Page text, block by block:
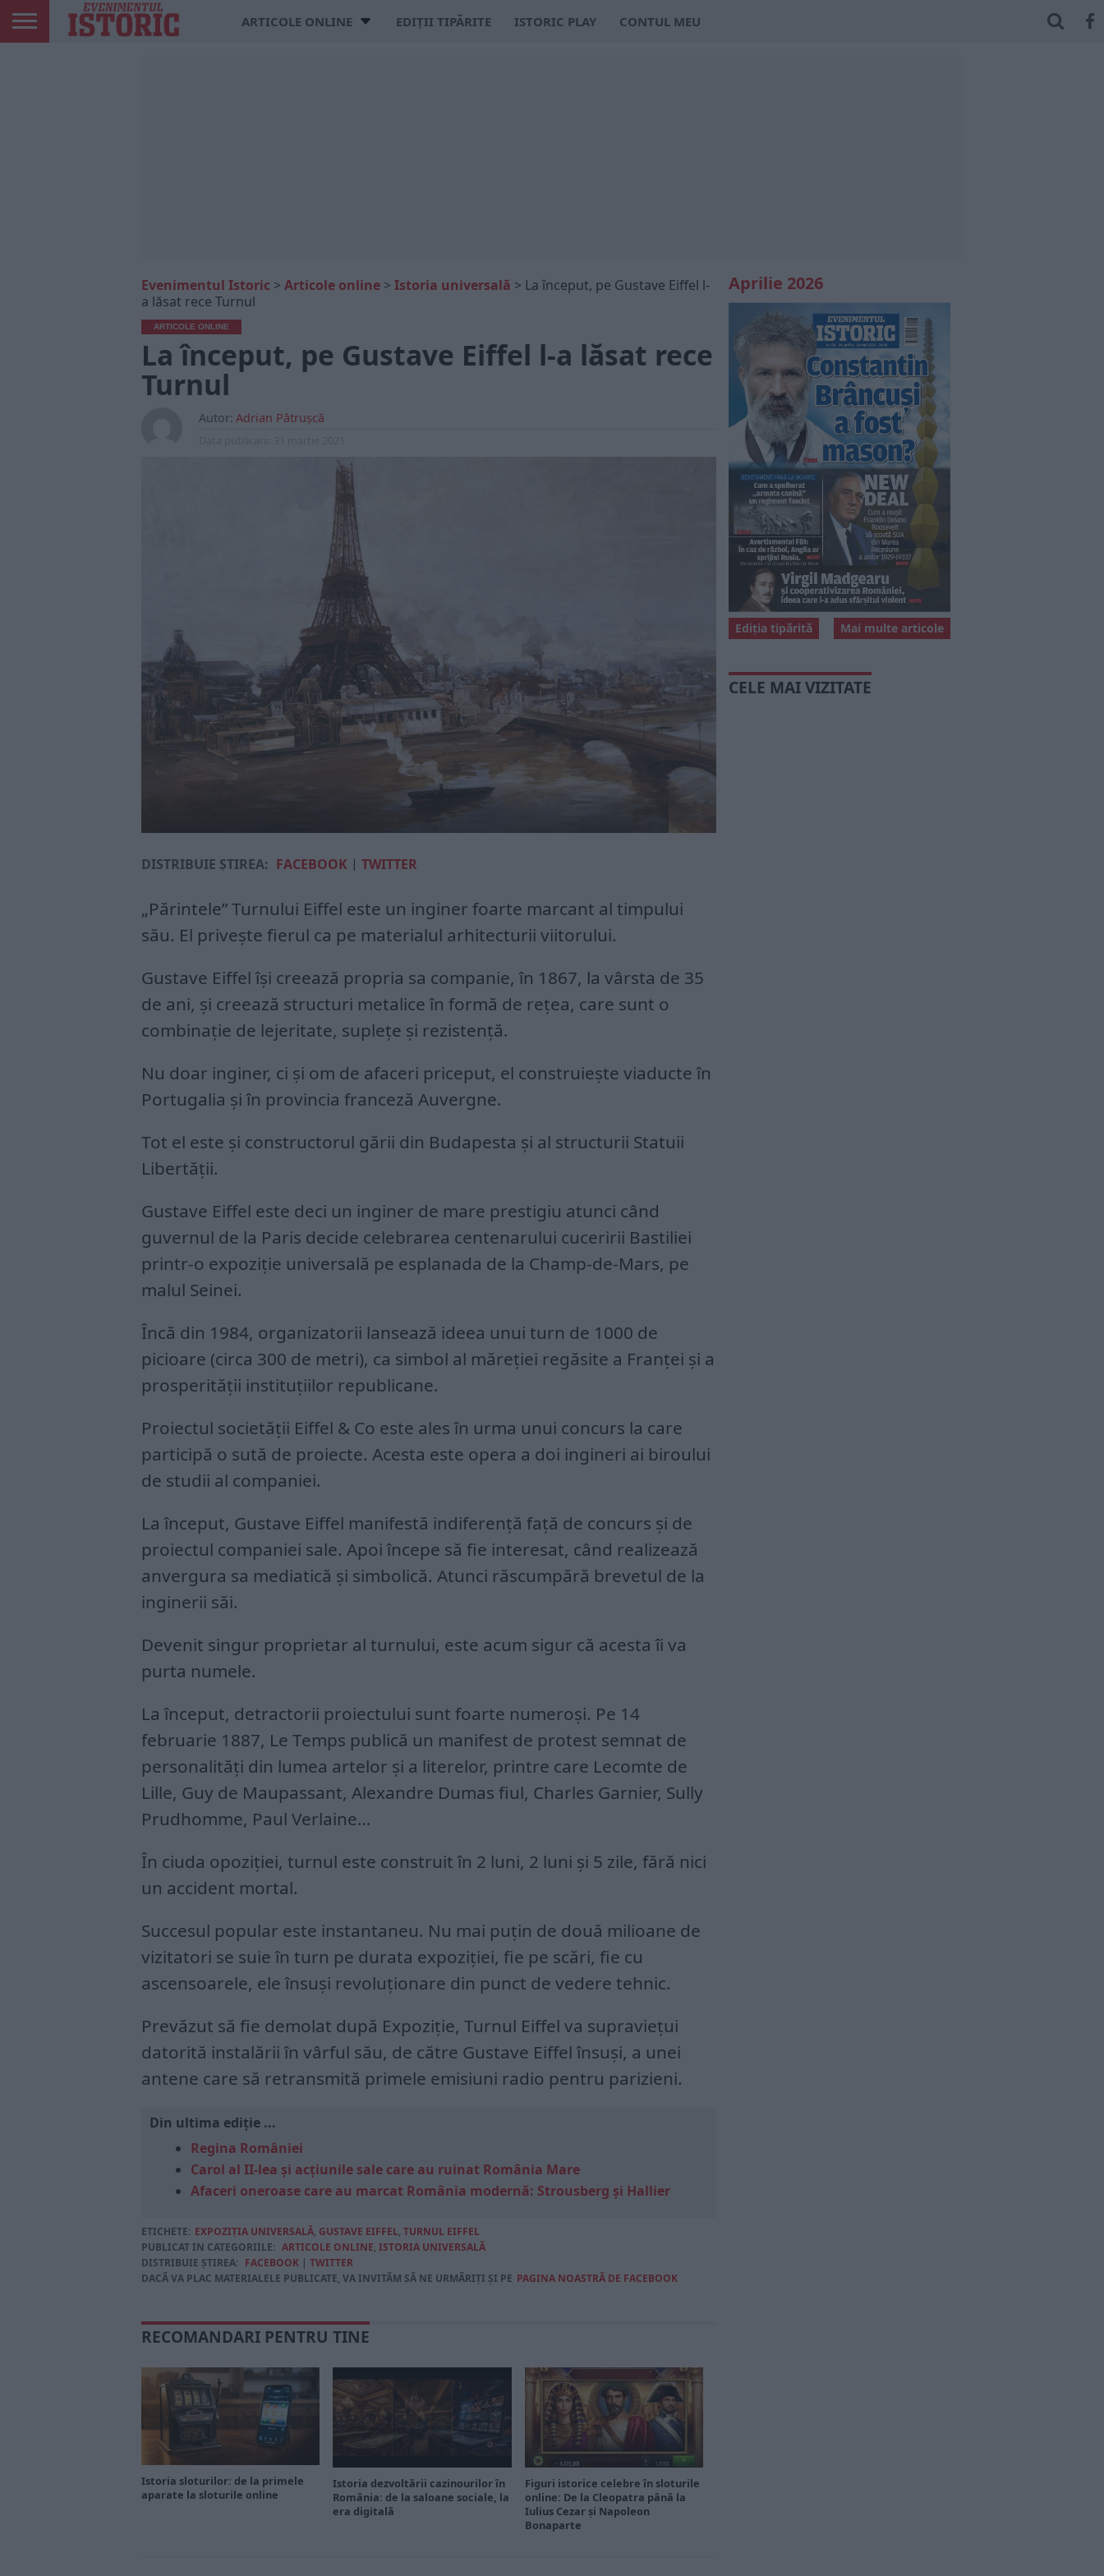
ARTICOLE ONLINE EDIȚII TIPĂRITE ISTORIC PLAY CONTUL MEU
Evenimentul Istoric > Articole online > Istoria universală > La început, pe Gustave Eiffel l-
a lăsat rece Turnul
ARTICOLE ONLINE
La început, pe Gustave Eiffel l-a lăsat rece
Turnul
Autor: Adrian Pătrușcă
DISTRIBUIE ȘTIREA: FACEBOOK | TWITTER
„Părintele” Turnului Eiffel este un inginer foarte marcant al timpului
său. El privește fierul ca pe materialul arhitecturii viitorului.
Gustave Eiffel își creează propria sa companie, în 1867, la vârsta de 35
de ani, și creează structuri metalice în formă de rețea, care sunt o
combinație de lejeritate, suplețe și rezistență.
Nu doar inginer, ci și om de afaceri priceput, el construiește viaducte în
Portugalia și în provincia franceză Auvergne.
Tot el este și constructorul gării din Budapesta și al structurii Statuii
Libertății.
Gustave Eiffel este deci un inginer de mare prestigiu atunci când
guvernul de la Paris decide celebrarea centenarului cuceririi Bastiliei
printr-o expoziție universală pe esplanada de la Champ-de-Mars, pe
malul Seinei.
Încă din 1984, organizatorii lansează ideea unui turn de 1000 de
picioare (circa 300 de metri), ca simbol al măreției regăsite a Franței și a
prosperității instituțiilor republicane.
Proiectul societății Eiffel & Co este ales în urma unui concurs la care
participă o sută de proiecte. Acesta este opera a doi ingineri ai biroului
de studii al companiei.
La început, Gustave Eiffel manifestă indiferență față de concurs și de
proiectul companiei sale. Apoi începe să fie interesat, când realizează
anvergura sa mediatică și simbolică. Atunci răscumpără brevetul de la
inginerii săi.
Devenit singur proprietar al turnului, este acum sigur că acesta îi va
purta numele.
La început, detractorii proiectului sunt foarte numeroși. Pe 14
februarie 1887, Le Temps publică un manifest de protest semnat de
personalități din lumea artelor și a literelor, printre care Lecomte de
Lille, Guy de Maupassant, Alexandre Dumas fiul, Charles Garnier, Sully
Prudhomme, Paul Verlaine…
În ciuda opoziției, turnul este construit în 2 luni, 2 luni și 5 zile, fără nici
un accident mortal.
Succesul popular este instantaneu. Nu mai puțin de două milioane de
vizitatori se suie în turn pe durata expoziției, fie pe scări, fie cu
ascensoarele, ele însuși revoluționare din punct de vedere tehnic.
Prevăzut să fie demolat după Expoziție, Turnul Eiffel va supraviețui
datorită instalării în vârful său, de către Gustave Eiffel însuși, a unei
antene care să retransmită primele emisiuni radio pentru parizieni.
Din ultima ediție ...
Regina României
Carol al II-lea și acțiunile sale care au ruinat România Mare
Afaceri oneroase care au marcat România modernă: Strousberg și Hallier
ETICHETE: EXPOZIȚIA UNIVERSALĂ, GUSTAVE EIFFEL, TURNUL EIFFEL
PUBLICAT IN CATEGORIILE: ARTICOLE ONLINE, ISTORIA UNIVERSALĂ
DISTRIBUIE ȘTIREA: FACEBOOK | TWITTER
DACĂ VA PLAC MATERIALELE PUBLICATE, VA INVITĂM SĂ NE URMĂRIȚI ȘI PE PAGINA NOASTRĂ DE FACEBOOK
RECOMANDARI PENTRU TINE
Istoria sloturilor: de la primele
aparate la sloturile online
Istoria dezvoltării cazinourilor în
România: de la saloane sociale, la
era digitală
Figuri istorice celebre în sloturile
online: De la Cleopatra până la
Iulius Cezar și Napoleon
Bonaparte
Aprilie 2026
Mai multe articole
Ediția tipărită
CELE MAI VIZITATE